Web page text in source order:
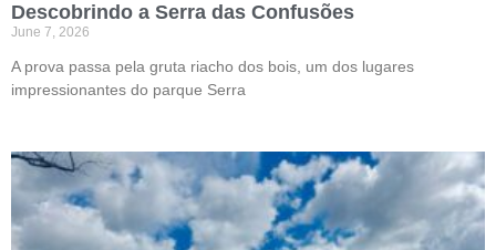
Descobrindo a Serra das Confusões
June 7, 2026
A prova passa pela gruta riacho dos bois, um dos lugares
impressionantes do parque Serra